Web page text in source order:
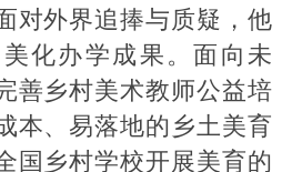
对外界追捧与质疑，他
化办学成果。面向未
善乡村美术教师公益培
本、易落地的乡土美育
国乡村学校开展美育的